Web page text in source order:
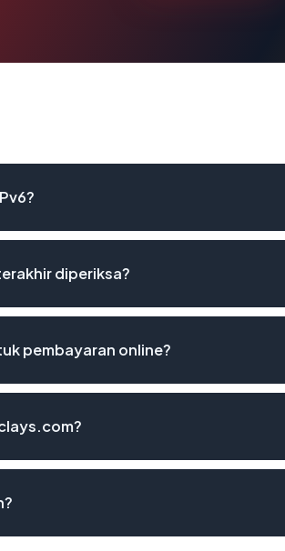
diperiksa?
pembayaran online?